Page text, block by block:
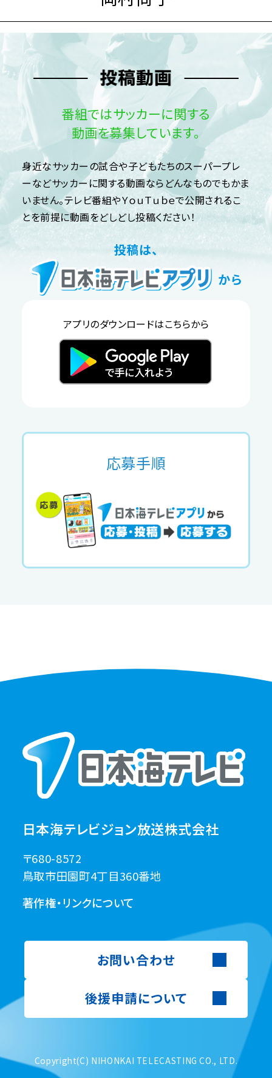
番組ではサッカーに関する
動画を募集しています。
身近なサッカーの試合や子どもたちのスーパープレ
ーなどサッカーに関する動画ならどんなものでもかま
いません。テレビ番組やＹｏｕＴｕｂｅで公開されるこ
とを前提に動画をどしどし投稿ください！
投稿は、
から
アプリのダウンロードはこちらから
応募手順
日本海テレビジョン放送株式会社
〒680-8572
鳥取市田園町4丁目360番地
著作権・リンクについて
お問い合わせ
後援申請について
Copyright(C) NIHONKAI TELECASTING CO., LTD.